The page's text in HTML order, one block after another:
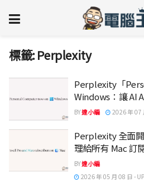
標籤:Perplexity
Perplexity「
Windows：讓 AI
BY達小編 2026 年 07
Perplexity 全面
理給所有 Mac 訂
BY達小編
2026 年 05 月 08 日 -